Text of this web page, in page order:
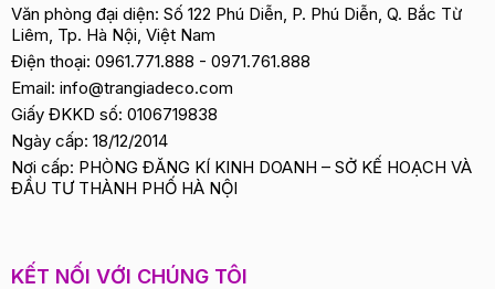
Văn phòng đại diện: Số 122 Phú Diễn, P. Phú Diễn, Q. Bắc Từ
Liêm, Tp. Hà Nội, Việt Nam
Điện thoại: 0961.771.888 - 0971.761.888
Email: info@trangiadeco.com
Giấy ĐKKD số: 0106719838
Ngày cấp: 18/12/2014
Nơi cấp: PHÒNG ĐĂNG KÍ KINH DOANH – SỞ KẾ HOẠCH VÀ
ĐẦU TƯ THÀNH PHỐ HÀ NỘI
KẾT NỐI VỚI CHÚNG TÔI